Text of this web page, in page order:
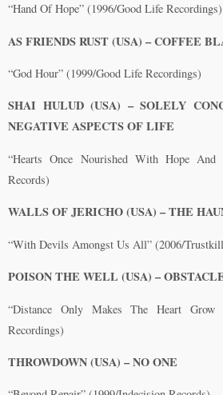
“Hand Of Hope” (1996/Good Life Recordings)
AS FRIENDS RUST (USA) – COFFEE
“God Hour” (1999/Good Life Recordings)
SHAI HULUD (USA) – SOLELY
NEGATIVE ASPECTS OF LIFE
“Hearts Once Nourished With Hope And
Records)
WALLS OF JERICHO (USA) – THE
“With Devils Amongst Us All” (2006/
POISON THE WELL (USA) –
“Distance Only Makes The Heart Grow
Recordings)
THROWDOWN (USA) – NO ONE